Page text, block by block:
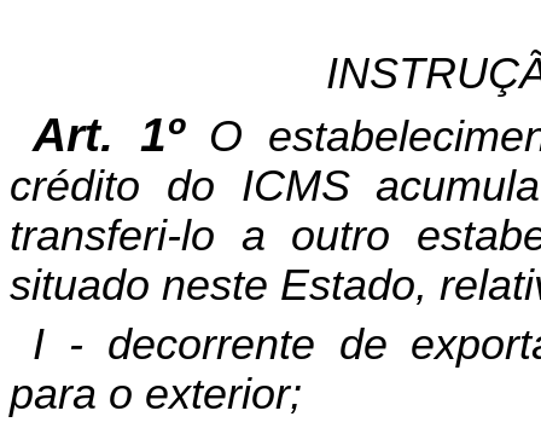
Art. 1º O
crédito do ICMS
transferi-lo a outro
situado neste Estado,
I - decorrente de
para o exterior;